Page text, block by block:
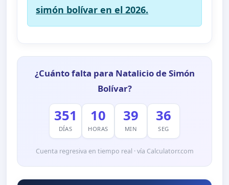
simón bolívar en el 2026.
¿Cuánto falta para Natalicio de Simón
Bolívar?
351
DÍAS
10
HORAS
39
MIN
34
SEG
Cuenta regresiva en tiempo real · vía Calculatorr.com